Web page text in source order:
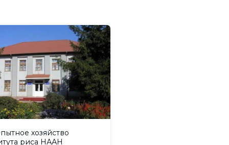
хозяйство
риса НААН